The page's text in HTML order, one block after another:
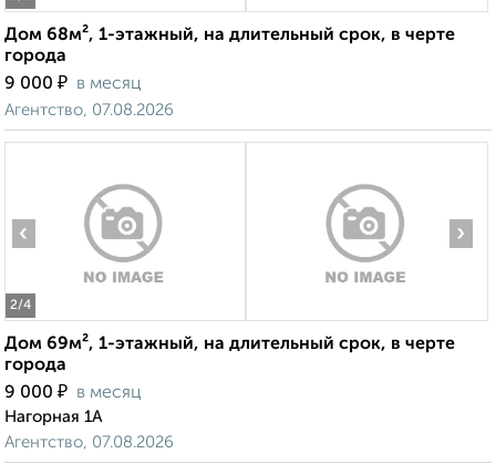
Дом 68м², 1-этажный, на длительный срок, в черте
города
9 000 ₽ в месяц
Агентство, 07.08.2026
2/4
‹ ›
Дом 69м², 1-этажный, на длительный срок, в черте
города
9 000 ₽ в месяц
Нагорная 1А
Агентство, 07.08.2026